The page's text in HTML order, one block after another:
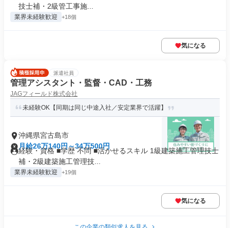
技士補・2級管工事施...
業界未経験歓迎 +18個
気になる
派遣社員
管理アシスタント・監督・CAD・工務
JAGフィールド株式会社
未経験OK【同期は同じ中途入社／安定業界で活躍】
沖縄県宮古島市
月給26万140円～34万500円
経験・資格 ■学歴 不問 ■活かせるスキル 1級建築施工管理技士
補・2級建築施工管理技...
業界未経験歓迎 +19個
気になる